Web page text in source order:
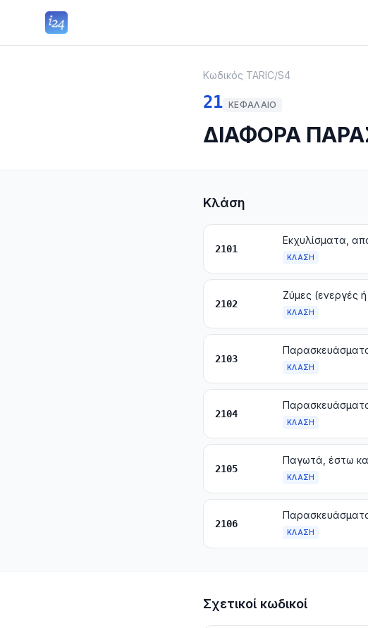
Κωδικός TARIC/S4
21 ΚΕΦΆΛΑΙΟ
ΔΙΑΦΟΡΑ
Κλάση
2101
ΚΛΆΣΗ
2102
ΚΛΆΣΗ
2103
ΚΛΆΣΗ
2104
ΚΛΆΣΗ
2105
Παγωτά, έστω
ΚΛΆΣΗ
2106
ΚΛΆΣΗ
Σχετικοί κωδικοί